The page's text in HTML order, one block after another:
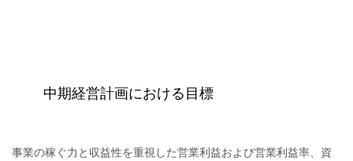
中期経営計画における目標
事業の稼ぐ力と収益性を重視した営業利益および営業利益率、資